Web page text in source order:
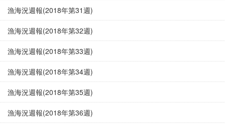
漁海況週報(2018年第31週)
漁海況週報(2018年第32週)
漁海況週報(2018年第33週)
漁海況週報(2018年第34週)
漁海況週報(2018年第35週)
漁海況週報(2018年第36週)